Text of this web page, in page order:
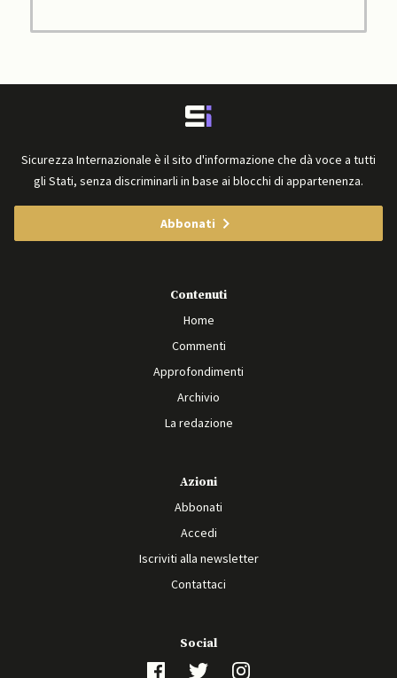
Sicurezza Internazionale è il sito d'informazione che dà voce a tutti
gli Stati, senza discriminarli in base ai blocchi di appartenenza.
Abbonati
Contenuti
Home
Commenti
Approfondimenti
Archivio
La redazione
Azioni
Abbonati
Accedi
Iscriviti alla newsletter
Contattaci
Social